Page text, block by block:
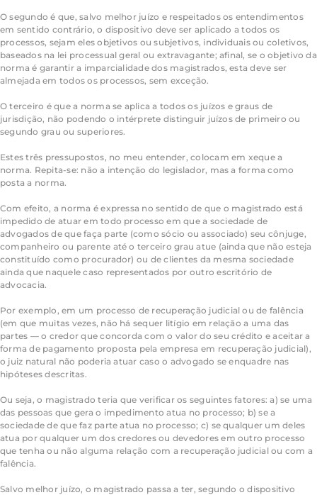
O segundo é que, salvo melhor juízo e respeitados os entendimentos
em sentido contrário, o dispositivo deve ser aplicado a todos os
processos, sejam eles objetivos ou subjetivos, individuais ou coletivos,
baseados na lei processual geral ou extravagante; afinal, se o objetivo da
norma é garantir a imparcialidade dos magistrados, esta deve ser
almejada em todos os processos, sem exceção.
O terceiro é que a norma se aplica a todos os juízos e graus de
jurisdição, não podendo o intérprete distinguir juízos de primeiro ou
segundo grau ou superiores.
Estes três pressupostos, no meu entender, colocam em xeque a
norma. Repita-se: não a intenção do legislador, mas a forma como
posta a norma.
Com efeito, a norma é expressa no sentido de que o magistrado está
impedido de atuar em todo processo em que a sociedade de
advogados de que faça parte (como sócio ou associado) seu cônjuge,
companheiro ou parente até o terceiro grau atue (ainda que não esteja
constituído como procurador) ou de clientes da mesma sociedade
ainda que naquele caso representados por outro escritório de
advocacia.
Por exemplo, em um processo de recuperação judicial ou de falência
(em que muitas vezes, não há sequer litígio em relação a uma das
partes — o credor que concorda com o valor do seu crédito e aceitar a
forma de pagamento proposta pela empresa em recuperação judicial),
o juiz natural não poderia atuar caso o advogado se enquadre nas
hipóteses descritas.
Ou seja, o magistrado teria que verificar os seguintes fatores: a) se uma
das pessoas que gera o impedimento atua no processo; b) se a
sociedade de que faz parte atua no processo; c) se qualquer um deles
atua por qualquer um dos credores ou devedores em outro processo
que tenha ou não alguma relação com a recuperação judicial ou com a
falência.
Salvo melhor juízo, o magistrado passa a ter, segundo o dispositivo